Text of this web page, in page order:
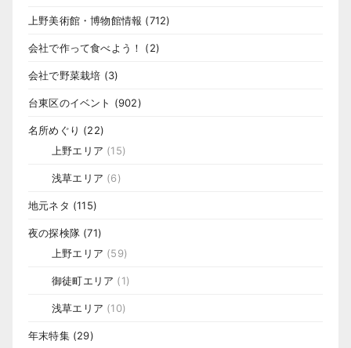
上野美術館・博物館情報 (712)
会社で作って食べよう！ (2)
会社で野菜栽培 (3)
台東区のイベント (902)
名所めぐり (22)
上野エリア (15)
浅草エリア (6)
地元ネタ (115)
夜の探検隊 (71)
上野エリア (59)
御徒町エリア (1)
浅草エリア (10)
年末特集(29)